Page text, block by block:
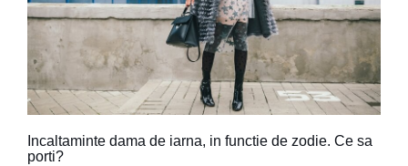
Incaltaminte dama de iarna, in functie de zodie. Ce sa
porti?